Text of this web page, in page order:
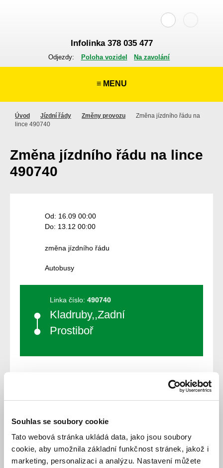
Souhlas se soubory cookie
Tato webová stránka ukládá data, jako jsou soubory
cookie, aby umožnila základní funkčnost stránek, jakož i
marketing, personalizaci a analýzu. Nastavení můžete
Infolinka 378 035 477
Odjezdy: Poloha vozidel Na zavolání
≡ MENU
Úvod Jízdní řády Změny provozu
Změna jízdního řádu na
lince 490740
Změna jízdního řádu na lince
490740
Od: 16.09 00:00
Do: 13.12 00:00
změna jízdního řádu
Autobusy
Linka číslo: 490740
Kladruby,,Zadní
Prostiboř
Jízdní řád
Jízdní řád Změnový jízdní řád